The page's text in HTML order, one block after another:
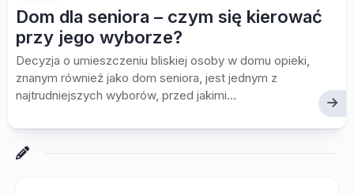
Dom dla seniora – czym się kierować
przy jego wyborze?
Decyzja o umieszczeniu bliskiej osoby w domu opieki,
znanym również jako dom seniora, jest jednym z
najtrudniejszych wyborów, przed jakimi...